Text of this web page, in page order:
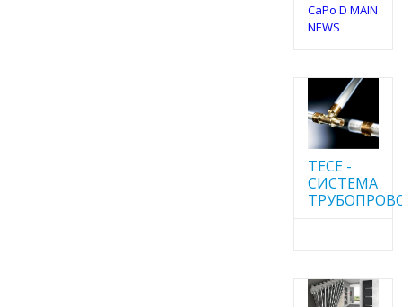
CaPo D MAIN
NEWS
TECE -
CИСТЕМА